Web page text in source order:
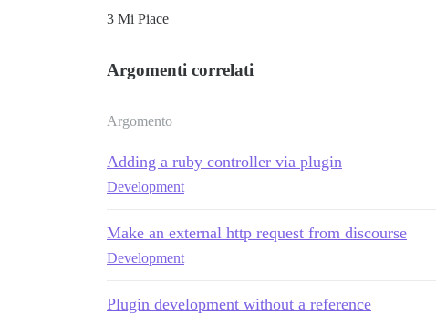
3 Mi Piace
Argomenti correlati
Argomento
Adding a ruby controller via plugin
Development
Make an external http request from discourse
Development
Plugin development without a reference